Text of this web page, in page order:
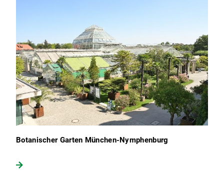
Botanischer Garten München-Nymphenburg